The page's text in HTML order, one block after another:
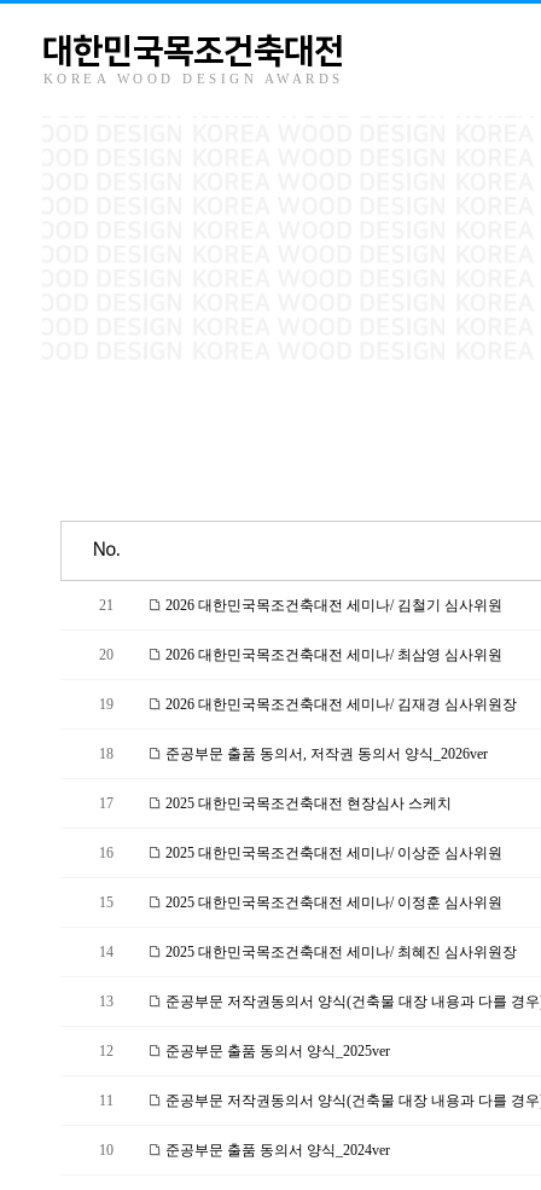
대한민국목조건축대전
KOREA WOOD DESIGN AWARDS
No.
21 2026 대한민국목조건축대전 세미나/ 김철기 심사위원
20 2026 대한민국목조건축대전 세미나/ 최삼영 심사위원
19 2026 대한민국목조건축대전 세미나/ 김재경 심사위원장
18 준공부문 출품 동의서, 저작권 동의서 양식_2026ver
17 2025 대한민국목조건축대전 현장심사 스케치
16 2025 대한민국목조건축대전 세미나/ 이상준 심사위원
15 2025 대한민국목조건축대전 세미나/ 이정훈 심사위원
14 2025 대한민국목조건축대전 세미나/ 최혜진 심사위원장
13 준공부문 저작권동의서 양식(건축물 대장 내용과 다를 경우
12 준공부문 출품 동의서 양식_2025ver
11 준공부문 저작권동의서 양식(건축물 대장 내용과 다를 경우
10 준공부문 출품 동의서 양식_2024ver